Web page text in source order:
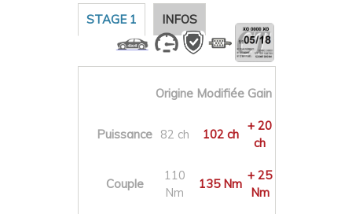
STAGE 1 INFOS
Origine Modifiée Gain
Puissance 82 ch 102 ch
+ 20
ch
Couple
110
Nm
135 Nm
+ 25
Nm